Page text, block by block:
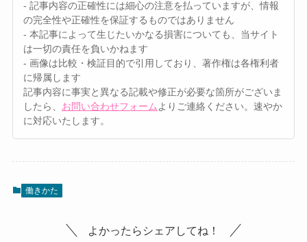
- 記事内容の正確性には細心の注意を払っていますが、情報
の完全性や正確性を保証するものではありません
- 本記事によって生じたいかなる損害についても、当サイト
は一切の責任を負いかねます
- 画像は比較・検証目的で引用しており、著作権は各権利者
に帰属します
記事内容に事実と異なる記載や修正が必要な箇所がございま
したら、 お問い合わせフォーム よりご連絡ください。速やか
に対応いたします。
働きかた
よかったらシェアしてね！